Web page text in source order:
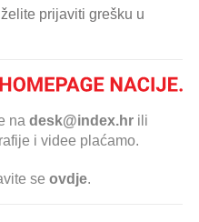
prijaviti grešku u
na desk@index.hr ili
i videe plaćamo.
se ovdje.